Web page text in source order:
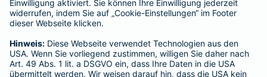
Hausratversicherung
Adresse ändern
Schaden melden